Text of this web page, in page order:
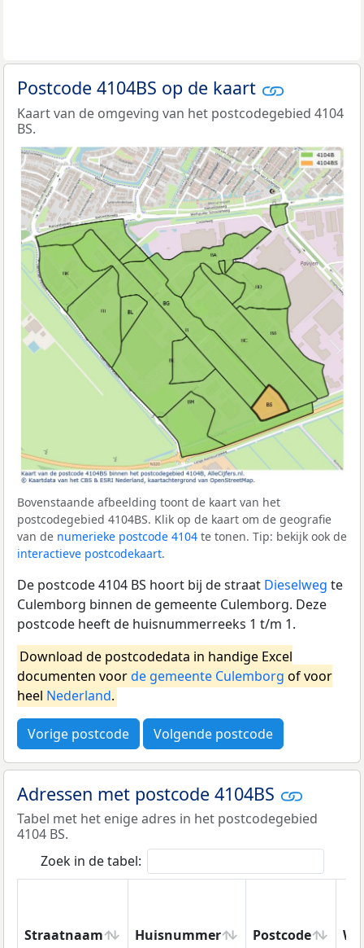
Postcode 4104BS op de kaart
Kaart van de omgeving van het postcodegebied 4104
BS.
Bovenstaande afbeelding toont de kaart van het
postcodegebied 4104BS. Klik op de kaart om de geografie
van de numerieke postcode 4104 te tonen. Tip: bekijk ook de
interactieve postcodekaart.
De postcode 4104 BS hoort bij de straat Dieselweg te
Culemborg binnen de gemeente Culemborg. Deze
postcode heeft de huisnummerreeks 1 t/m 1.
Download de postcodedata in handige Excel
documenten voorde gemeente Culemborg of voor
heel Nederland.
Vorige postcode Volgende postcode
Adressen met postcode 4104BS
Tabel met het enige adres in het postcodegebied
4104 BS.
Zoek in de tabel:
Straatnaam Huisnummer Postcode